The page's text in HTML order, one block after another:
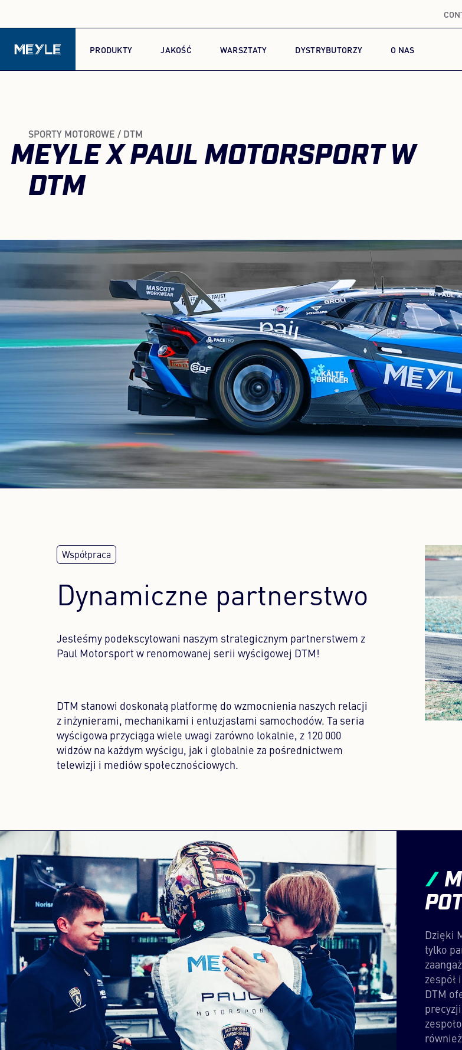
PRODUKTY JAKOŚĆ WARSZTATY DYSTRYBUTORZY O NAS
SPORTY MOTOROWE / DTM
MEYLE X PAUL MOTORSPORT W
DTM
Dynamiczne partnerstwo
Jesteśmy podekscytowani naszym strategicznym partnerstwem z
Paul Motorsport w renomowanej serii wyścigowej DTM!
DTM stanowi doskonałą platformę do wzmocnienia naszych relacji
z inżynierami, mechanikami i entuzjastami samochodów. Ta seria
wyścigowa przyciąga wiele uwagi zarówno lokalnie, z 120 000
widzów na każdym wyścigu, jak i globalnie za pośrednictwem
telewizji i mediów społecznościowych.
Dzięki
tylko
zespół
DTM